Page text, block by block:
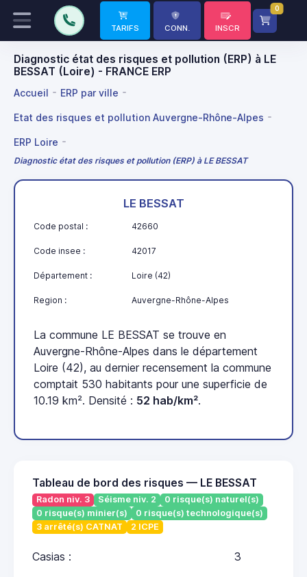
TARIFS CONN. INSCR
0
Diagnostic état des risques et pollution (ERP) à LE
BESSAT (Loire) - FRANCE ERP
Accueil ERP par ville
Etat des risques et pollution Auvergne-Rhône-Alpes
ERP Loire
Diagnostic état des risques et pollution (ERP) à LE BESSAT
LE BESSAT
Code postal : 42660
Code insee : 42017
Département : Loire (42)
Region : Auvergne-Rhône-Alpes
La commune LE BESSAT se trouve en
Auvergne-Rhône-Alpes dans le département
Loire (42), au dernier recensement la commune
comptait 530 habitants pour une superficie de
10.19 km². Densité : 52 hab/km².
Tableau de bord des risques — LE BESSAT
Radon niv. 3 Séisme niv. 2
0 risque(s) naturel(s)
0 risque(s) minier(s)
0 risque(s) technologique(s)
3 arrêté(s) CATNAT
2 ICPE
Casias : 3